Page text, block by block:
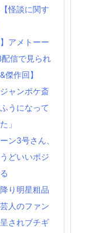
怪談に関す
】アメトーー
信で見られ
傑作回】
ジャンポケ斎
うになって
」
ン3号さん、
どいいポジ
降り明星粗品
人のファン
されブチギ